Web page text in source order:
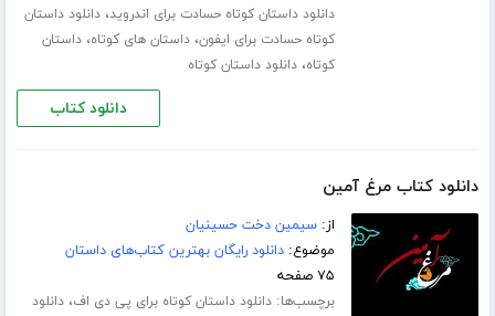
دانلود داستان کوتاه حسادت برای اندروید،دانلود داستان
کوتاه حسادت برای ایفون،داستان های کوتاه،داستان
کوتاه،دانلود داستان کوتاه
دانلود کتاب
دانلود کتاب مرغ آمین
از:سیمین دخت حسینیان
موضوع:دانلود رایگان بهترین کتاب‌های داستان
۷۵ صفحه
برچسب‌ها:دانلود داستان کوتاه برای پی دی اف،دانلود